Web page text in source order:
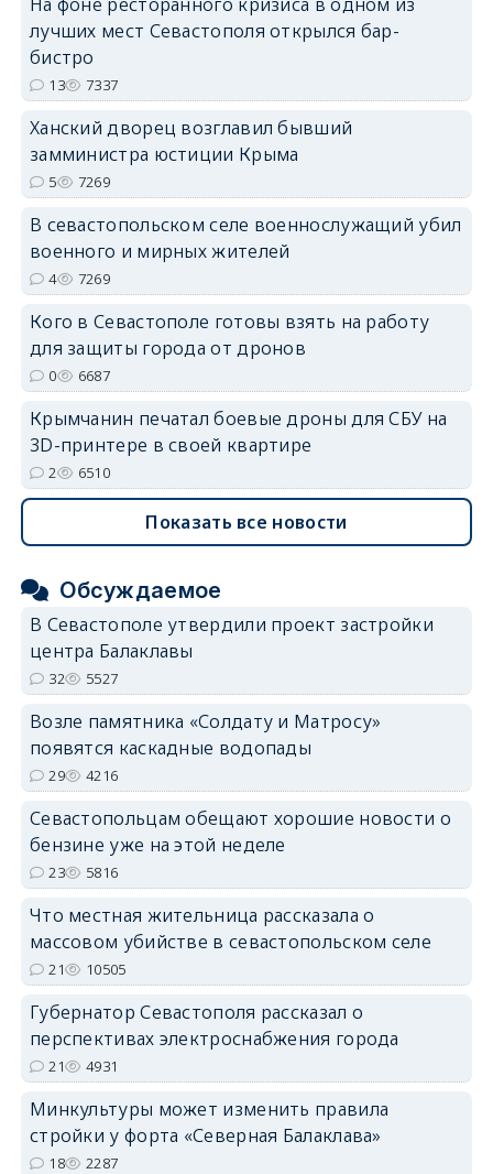
erid: 2SDnjdvhGXG
лучших мест Севастополя открылся бар-
бистро
13 7337
Ханский дворец возглавил бывший
замминистра юстиции Крыма
5 7269
В севастопольском селе военнослужащий убил
военного и мирных жителей
4 7269
Кого в Севастополе готовы взять на работу
для защиты города от дронов
0 6687
Крымчанин печатал боевые дроны для СБУ на
3D-принтере в своей квартире
2 6510
Показать все новости
Обсуждаемое
В Севастополе утвердили проект застройки
центра Балаклавы
32 5527
Возле памятника «Солдату и Матросу»
появятся каскадные водопады
29 4216
Севастопольцам обещают хорошие новости о
бензине уже на этой неделе
23 5816
Что местная жительница рассказала о
массовом убийстве в севастопольском селе
21 10505
Губернатор Севастополя рассказал о
перспективах электроснабжения города
21 4931
Минкультуры может изменить правила
стройки у форта «Северная Балаклава»
18 2287